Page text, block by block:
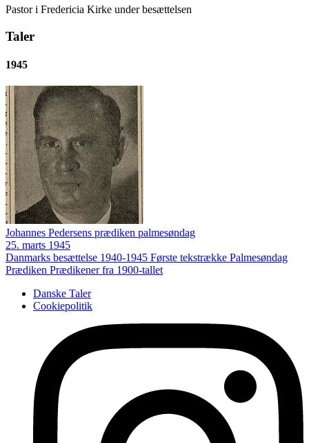
Pastor i Fredericia Kirke under besættelsen
Taler
1945
Johannes Pedersens prædiken palmesøndag
25. marts 1945
Danmarks besættelse 1940-1945 Første tekstrække Palmesøndag
Prædiken Prædikener fra 1900-tallet
Danske Taler
Cookiepolitik